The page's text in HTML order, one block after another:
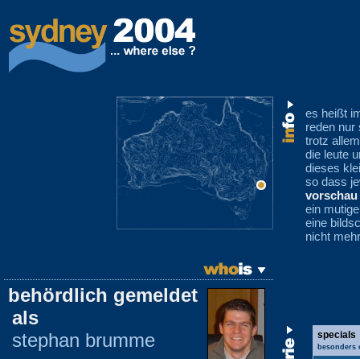
behördlich gemeldet
als
stephan brumme
es heißt
reden nur
trotz
die leute
dieses
so dass
vorschau
ein
eine
nicht
specials
besonders